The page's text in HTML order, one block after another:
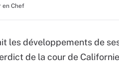
en Chef
les développements de
de la cour de